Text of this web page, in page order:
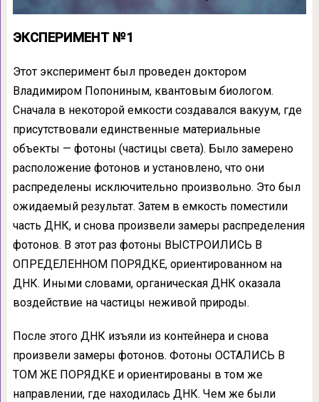
ЭКСПЕРИМЕНТ №1
Этот эксперимент был проведен доктором
Владимиром Попониным, квантовым биологом.
Сначала в некоторой емкости создавался вакуум, где
присутствовали единственные материальные
объекты — фотоны (частицы света). Было замерено
расположение фотонов и установлено, что они
распределены исключительно произвольно. Это был
ожидаемый результат. Затем в емкость поместили
часть ДНК, и снова произвели замеры распределения
фотонов. В этот раз фотоны ВЫСТРОИЛИСЬ В
ОПРЕДЕЛЕННОМ ПОРЯДКЕ, ориентированном на
ДНК. Иными словами, органическая ДНК оказала
воздействие на частицы неживой природы.
После этого ДНК изъяли из контейнера и снова
произвели замеры фотонов. Фотоны ОСТАЛИСЬ В
ТОМ ЖЕ ПОРЯДКЕ и ориентированы в том же
направлении, где находилась ДНК. Чем же были